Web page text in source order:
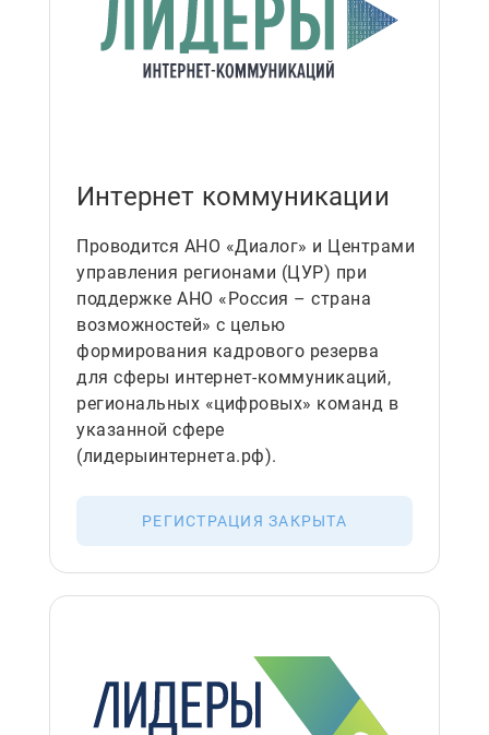
Интернет коммуникации
Проводится АНО «Диалог» и Центрами
управления регионами (ЦУР) при
поддержке АНО «Россия – страна
возможностей» с целью
формирования кадрового резерва
для сферы интернет-коммуникаций,
региональных «цифровых» команд в
указанной сфере
(лидерыинтернета.рф).
РЕГИСТРАЦИЯ ЗАКРЫТА